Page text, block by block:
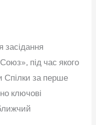
засідання
під час якого
Спілки за перше
ключові